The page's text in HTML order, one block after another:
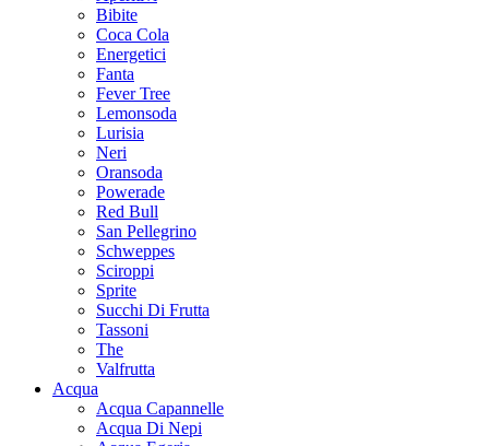
Bibite
Coca Cola
Energetici
Fanta
Fever Tree
Lemonsoda
Lurisia
Neri
Oransoda
Powerade
Red Bull
San Pellegrino
Schweppes
Sciroppi
Sprite
Succhi Di Frutta
Tassoni
The
Valfrutta
Acqua
Acqua Capannelle
Acqua Di Nepi